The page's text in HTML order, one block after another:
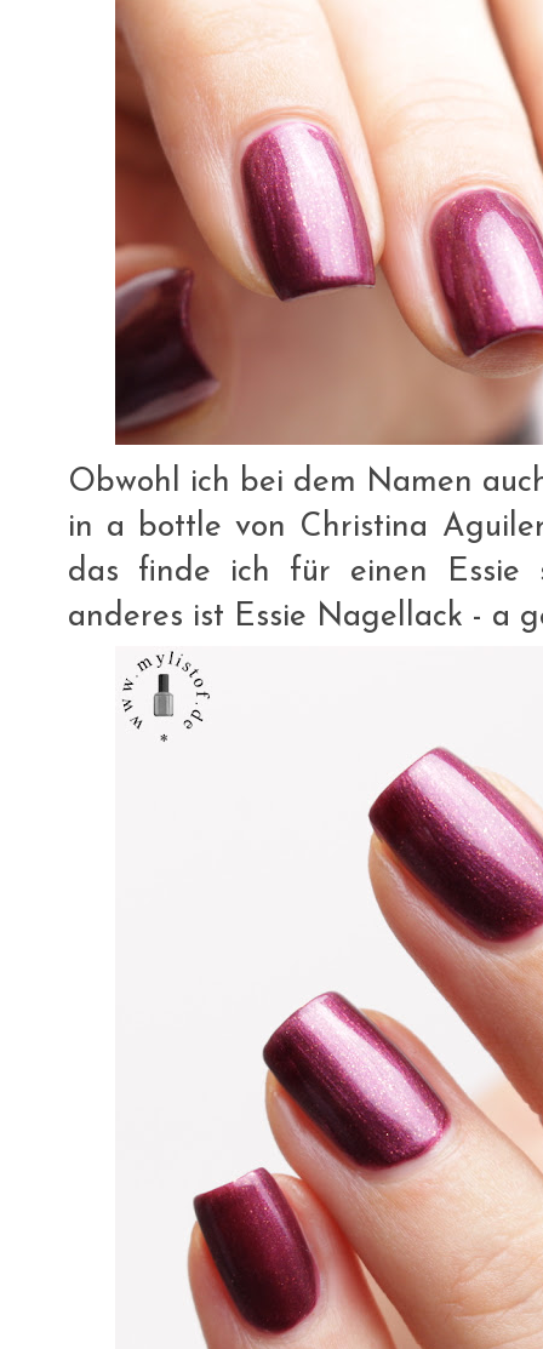
Obwohl ich bei dem Namen
in a bottle von Christina
das finde ich für einen Essie
anderes ist Essie Nagellack - a